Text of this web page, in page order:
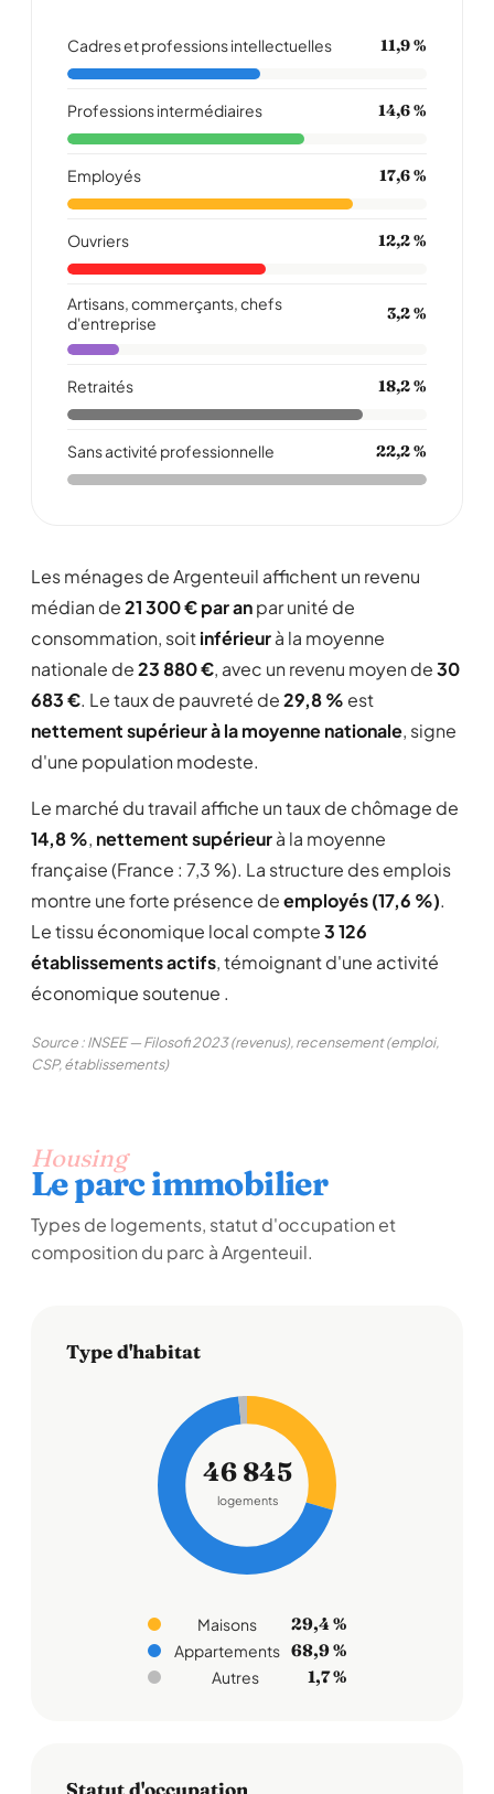
Cadres et professions intellectuelles 11,9 %
Professions intermédiaires 14,6 %
Employés 17,6 %
Ouvriers 12,2 %
Artisans, commerçants, chefs
d'entreprise
3,2 %
Retraités 18,2 %
Sans activité professionnelle 22,2 %
Les ménages de Argenteuil affichent un revenu
médian de21 300 € par anpar unité de
consommation, soitinférieurà la moyenne
nationale de23 880 €, avec un revenu moyen de30
683 €. Le taux de pauvreté de29,8 % est
nettement supérieur à la moyenne nationale, signe
d'une population modeste.
Le marché du travail affiche un taux de chômage de
14,8 %, nettement supérieurà la moyenne
française (France : 7,3 %). La structure des emplois
montre une forte présence deemployés (17,6 %).
Le tissu économique local compte3 126
établissements actifs, témoignant d'une activité
économique soutenue .
Source : INSEE — Filosofi 2023 (revenus), recensement (emploi,
CSP, établissements)
Housing
Le parc immobilier
Types de logements, statut d'occupation et
composition du parc à Argenteuil.
Type d'habitat
46 845
logements
Maisons 29,4 %
Appartements 68,9 %
Autres 1,7 %
Statut d'occupation